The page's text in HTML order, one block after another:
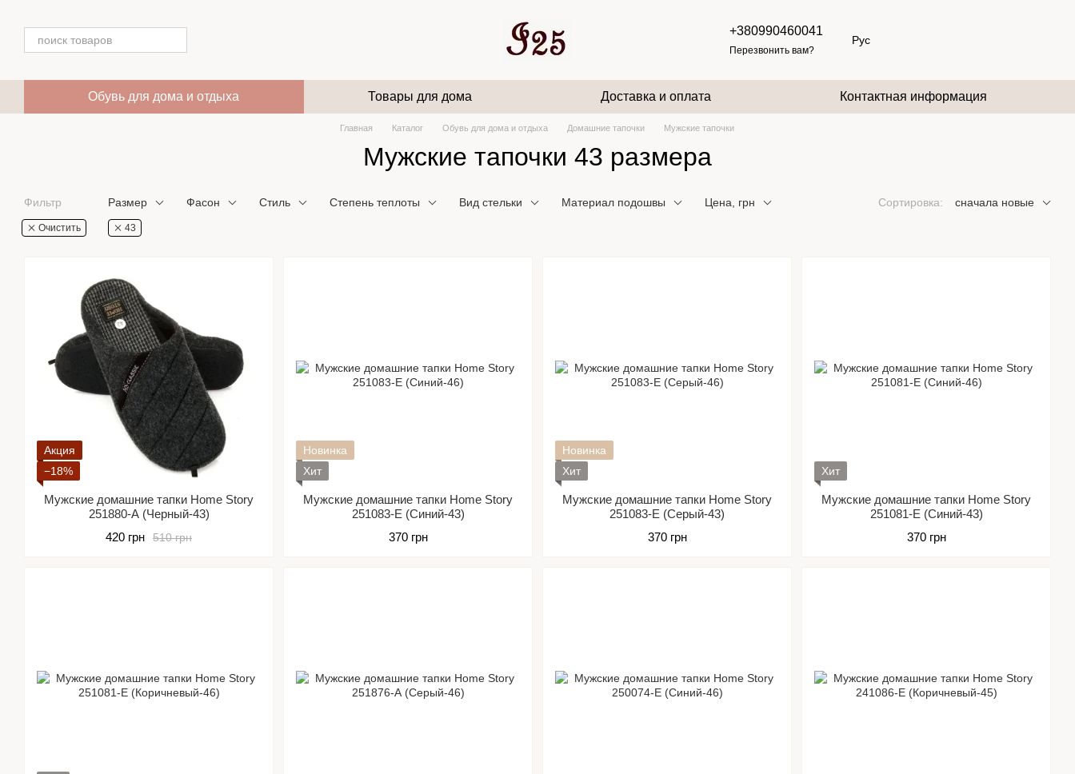
+380990460041
Перезвонить вам?
Рус
Обувь для дома и отдыха Товары для дома Доставка и оплата Контактная информация
Главная Каталог Обувь для дома и отдыха Домашние тапочки Мужские тапочки
Мужские тапочки 43 размера
Фильтр
Очистить
Размер
43
Фасон Стиль Степень теплоты Вид стельки Материал подошвы Цена, грн Сортировка: сначала новые
Акция
−18%
Мужские домашние тапки Home Story
251880-А (Черный-43)
510 грн
420 грн
Новинка
Хит
Мужские домашние тапки Home Story
251083-Е (Синий-43)
370 грн
Новинка
Хит
Мужские домашние тапки Home Story
251083-Е (Серый-43)
370 грн
Хит
Мужские домашние тапки Home Story
251081-Е (Синий-43)
370 грн